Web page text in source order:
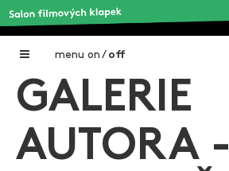
menu on / off
Home
Galerie filmových klapek
GALERIE
AUTORA -